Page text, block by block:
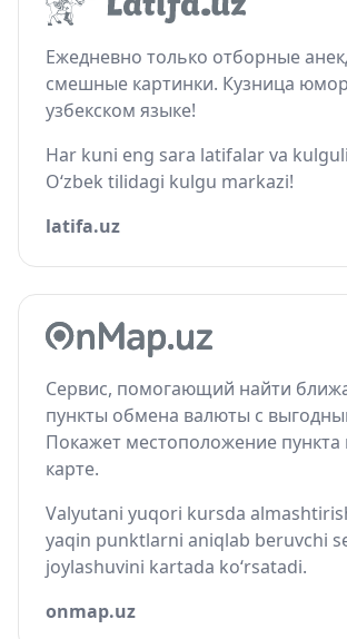
Ежедневно только отборные
смешные картинки. Кузница
узбекском языке!
Har kuni eng sara latifalar va
O‘zbek tilidagi kulgu markazi!
latifa.uz
Сервис, помогающий найти
пункты обмена валюты с
Покажет местоположение
карте.
Valyutani yuqori kursda
yaqin punktlarni aniqlab beruvchi
joylashuvini kartada ko‘rsatadi.
onmap.uz